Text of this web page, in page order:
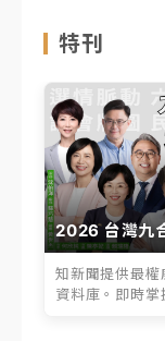
特刊
2026 台灣九
知新聞提供最
資料庫。即時